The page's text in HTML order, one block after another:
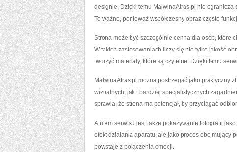
designie. Dzięki temu MalwinaAtras.pl nie ogranicza
To ważne, ponieważ współczesny obraz często
Strona może być szczególnie cenna dla osób, które
W takich zastosowaniach liczy się nie tylko jakość
tworzyć materiały, które są czytelne. Dzięki temu
MalwinaAtras.pl można postrzegać jako praktyczny
wizualnych, jak i bardziej specjalistycznych
sprawia, że strona ma potencjał, by przyciągać
Atutem serwisu jest także pokazywanie fotografii
efekt działania aparatu, ale jako proces obejmujący
powstaje z połączenia emocji.